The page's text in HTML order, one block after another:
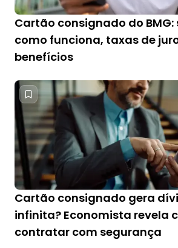
Cartão consignado do BMG:
como funciona, taxas de
benefícios
Cartão consignado gera
infinita? Economista revela
contratar com segurança